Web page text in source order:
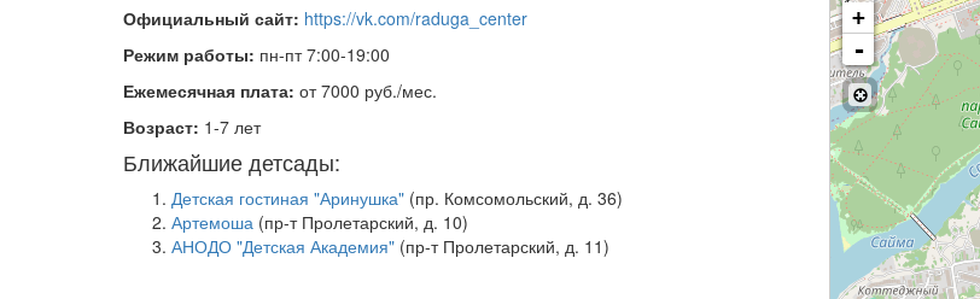
Официальный сайт: https://vk.com/raduga_center
Режим работы: пн-пт 7:00-19:00
Ежемесячная плата: от 7000 руб./мес.
Возраст: 1-7 лет
Ближайшие детсады:
Детская гостиная "Аринушка" (пр. Комсомольский, д. 36)
Артемоша (пр-т Пролетарский, д. 10)
АНОДО "Детская Академия" (пр-т Пролетарский, д. 11)
+
-